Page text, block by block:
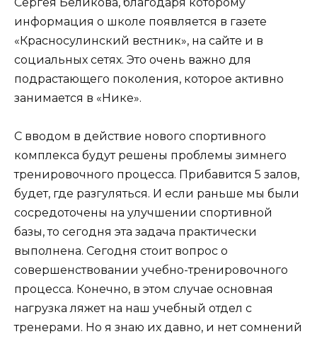
информация о школе появляется в газете
«Красносулинский вестник», на сайте и в
социальных сетях. Это очень важно для
подрастающего поколения, которое активно
занимается в «Нике».
С вводом в действие нового спортивного
комплекса будут решены проблемы зимнего
тренировочного процесса. Прибавится 5 залов,
будет, где разгуляться. И если раньше мы были
сосредоточены на улучшении спортивной
базы, то сегодня эта задача практически
выполнена. Сегодня стоит вопрос о
совершенствовании учебно-тренировочного
процесса. Конечно, в этом случае основная
нагрузка ляжет на наш учебный отдел с
тренерами. Но я знаю их давно, и нет сомнений